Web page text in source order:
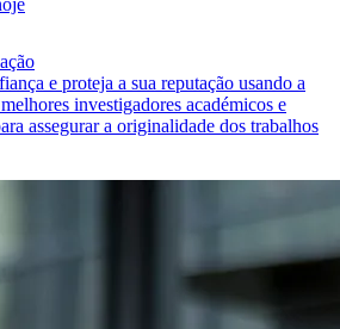
e proteja a sua reputação usando a
investigadores académicos e
assegurar a originalidade dos trabalhos